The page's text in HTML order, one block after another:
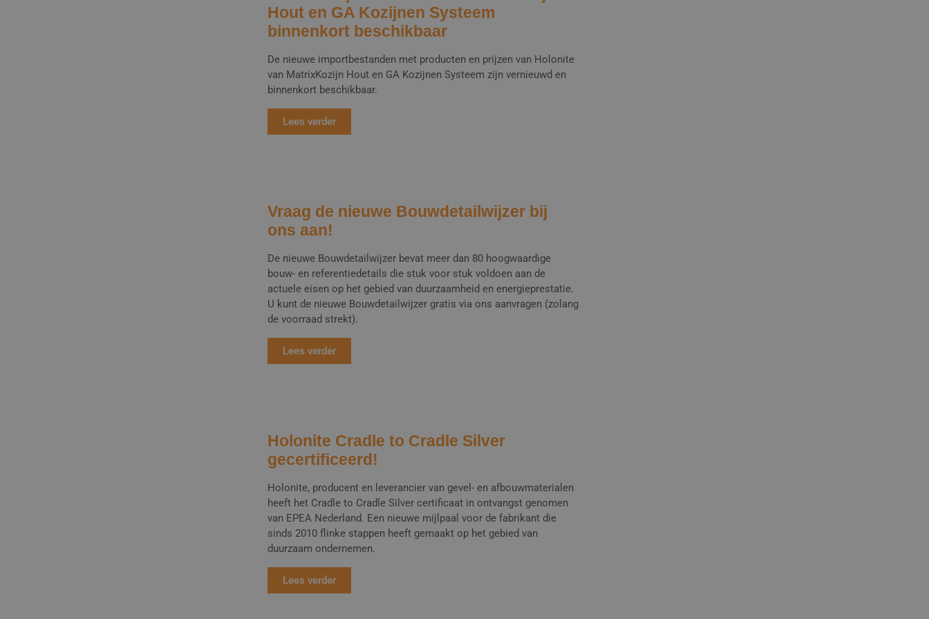
Hout en GA Kozijnen Systeem
binnenkort beschikbaar
De nieuwe importbestanden met producten en prijzen van Holonite
van MatrixKozijn Hout en GA Kozijnen Systeem zijn vernieuwd en
binnenkort beschikbaar.
Lees verder
Vraag de nieuwe Bouwdetailwijzer bij
ons aan!
De nieuwe Bouwdetailwijzer bevat meer dan 80 hoogwaardige
bouw- en referentiedetails die stuk voor stuk voldoen aan de
actuele eisen op het gebied van duurzaamheid en energieprestatie.
U kunt de nieuwe Bouwdetailwijzer gratis via ons aanvragen (zolang
de voorraad strekt).
Lees verder
Holonite Cradle to Cradle Silver
gecertificeerd!
Holonite, producent en leverancier van gevel- en afbouwmaterialen
heeft het Cradle to Cradle Silver certificaat in ontvangst genomen
van EPEA Nederland. Een nieuwe mijlpaal voor de fabrikant die
sinds 2010 flinke stappen heeft gemaakt op het gebied van
duurzaam ondernemen.
Lees verder